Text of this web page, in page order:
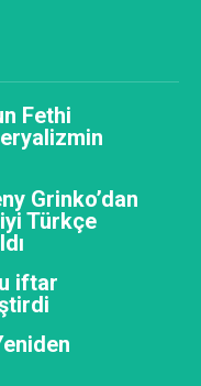
Fethi
Grinko’dan
Türkçe
iftar